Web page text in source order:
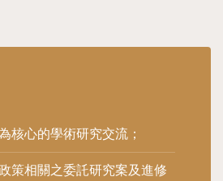
核心的學術研究交流；
策相關之委託研究案及進修